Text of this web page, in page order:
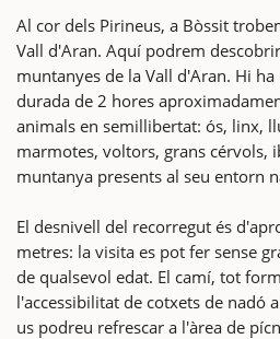
Al cor dels Pirineus, a Bòssit
Vall d'Aran. Aquí podrem
muntanyes de la Vall d'Aran. Hi
durada de 2 hores
animals en semillibertat: ós, linx,
marmotes, voltors, grans cérvols,
muntanya presents al seu entorn
El desnivell del recorregut és
metres: la visita es pot fer sense
de qualsevol edat. El camí, tot
l'accessibilitat de cotxets de nadó
us podreu refrescar a l'àrea de